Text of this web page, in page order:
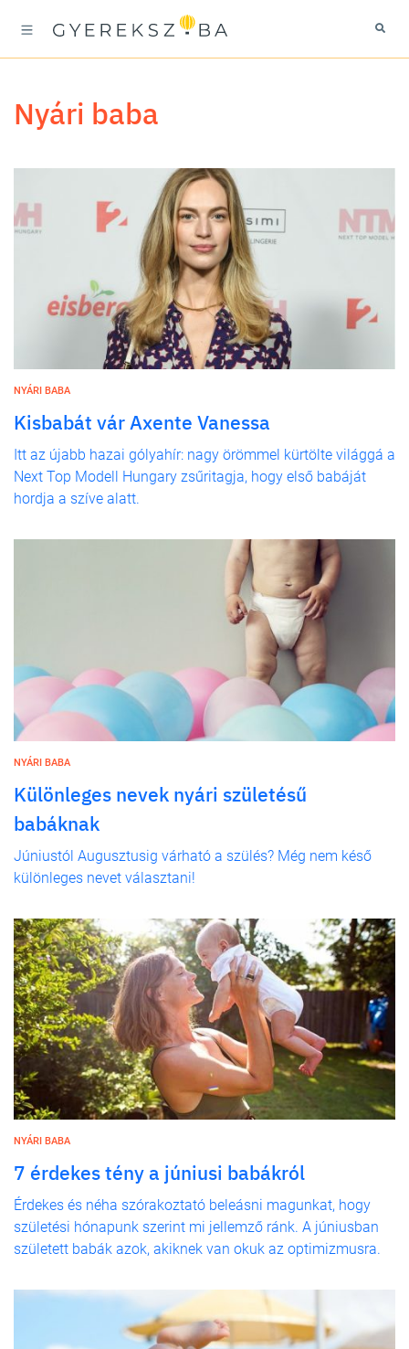
nyári baba
NYÁRI BABA
Kisbabát vár Axente Vanessa
Itt az újabb hazai gólyahír: nagy örömmel kürtölte világgá a
Next Top Modell Hungary zsűritagja, hogy első babáját
hordja a szíve alatt.
NYÁRI BABA
Különleges nevek nyári születésű
babáknak
Júniustól Augusztusig várható a szülés? Még nem késő
különleges nevet választani!
NYÁRI BABA
7 érdekes tény a júniusi babákról
Érdekes és néha szórakoztató beleásni magunkat, hogy
születési hónapunk szerint mi jellemző ránk. A júniusban
született babák azok, akiknek van okuk az optimizmusra.